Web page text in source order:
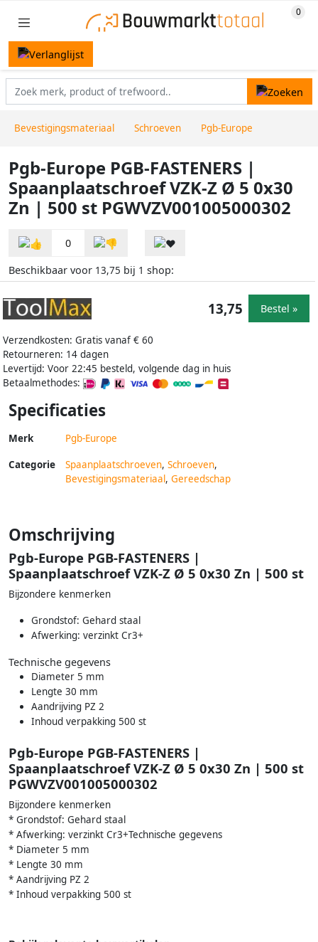
Bevestigingsmateriaal Schroeven Pgb-Europe
Pgb-Europe PGB-FASTENERS |
Spaanplaatschroef VZK-Z Ø 5 0x30
Zn | 500 st PGWVZV001005000302
0
Beschikbaar voor 13,75 bij 1 shop:
Verzendkosten: Gratis vanaf € 60
Retourneren: 14 dagen
Levertijd: Voor 22:45 besteld, volgende dag in huis
Betaalmethodes:
13,75 Bestel »
Specificaties
Merk Pgb-Europe
Categorie Spaanplaatschroeven, Schroeven,
Bevestigingsmateriaal, Gereedschap
Omschrijving
Pgb-Europe PGB-FASTENERS |
Spaanplaatschroef VZK-Z Ø 5 0x30 Zn | 500 st
Bijzondere kenmerken
Grondstof: Gehard staal
Afwerking: verzinkt Cr3+
Technische gegevens
Diameter 5 mm
Lengte 30 mm
Aandrijving PZ 2
Inhoud verpakking 500 st
Pgb-Europe PGB-FASTENERS |
Spaanplaatschroef VZK-Z Ø 5 0x30 Zn | 500 st
PGWVZV001005000302
Bijzondere kenmerken
* Grondstof: Gehard staal
* Afwerking: verzinkt Cr3+Technische gegevens
* Diameter 5 mm
* Lengte 30 mm
* Aandrijving PZ 2
* Inhoud verpakking 500 st